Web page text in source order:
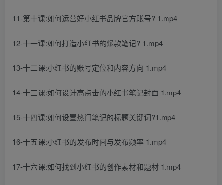
11-第十课:如何运营好小红书品牌官方账号? 1.mp4
12-十一课:如何打造小红书的爆款笔记? 1.mp4
13-十二课:小红书的账号定位和内容方向 1.mp4
14-十三课:如何设计高点击的小红书笔记封面 1.mp4
15-十四课:如何设置热门笔记的标题关键词?1.mp4
16-十五课:小红书的发布时间与发布频率 1.mp4
17-十六课:如何找到小红书的创作素材和题材 1.mp4